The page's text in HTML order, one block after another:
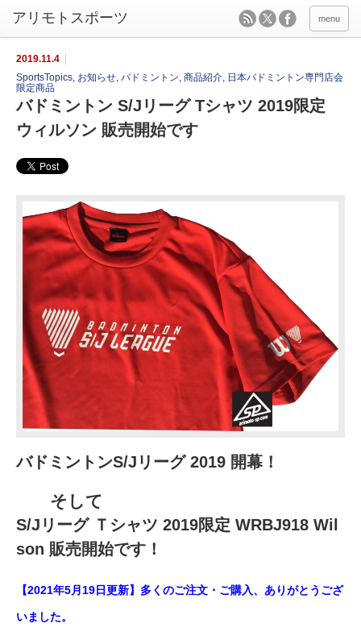
menu
2019.11.4
SportsTopics, お知らせ, バドミントン, 商品紹介, 日本バドミントン専門店会
限定商品
バドミントン S/Jリーグ Tシャツ 2019限定
ウィルソン 販売開始です
バドミントンS/Jリーグ 2019 開幕！
そして
S/Jリーグ Ｔシャツ 2019限定 WRBJ918 Wil
son 販売開始です！
【2021年5月19日更新】 多くのご注文・ご購入、ありがとうござ
いました。